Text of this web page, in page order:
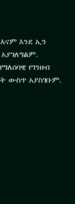
እንደ ኢን
የገንዘብ
ውስጥ አያስገቡም.